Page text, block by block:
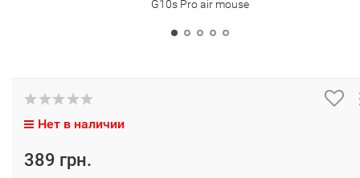
G10s Pro air mouse
Нет в наличии
389 грн.